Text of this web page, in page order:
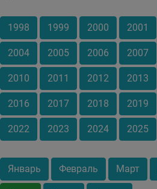
1998 1999 2000 2001
2004 2005 2006 2007
2010 2011 2012 2013
2016 2017 2018 2019
2022 2023 2024 2025
Январь Февраль Март